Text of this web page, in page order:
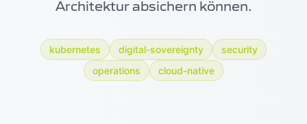
Architektur absichern können.
kubernetes digital-sovereignty
security
operations
cloud-native